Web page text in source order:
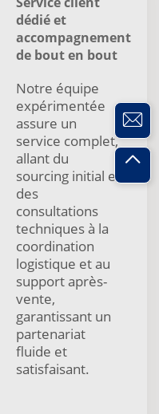
dédié et
accompagnement
de bout en bout
Notre équipe
expérimentée
assure un
service complet,
allant du
sourcing initial et
des
consultations
techniques à la
coordination
logistique et au
support après-
vente,
garantissant un
partenariat
fluide et
satisfaisant.